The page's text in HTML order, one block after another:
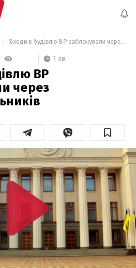
Входи в будівлю ВР заблокували через мітингувальників
1 хв
ВР
через